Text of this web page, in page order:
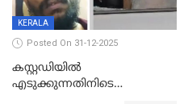
KERALA
Posted On 31-12-2025
കസ്റ്റഡിയിൽ
എടുക്കുന്നതിനിടെ